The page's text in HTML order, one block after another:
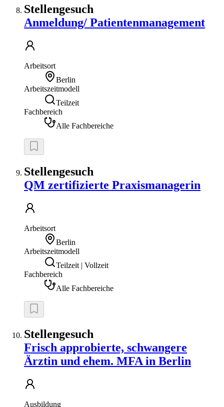
Stellengesuch
Anmeldung/ Patientenmanagement
Arbeitsort
Berlin
Arbeitszeitmodell
Teilzeit
Fachbereich
Alle Fachbereiche
Stellengesuch
QM zertifizierte Praxismanagerin
Arbeitsort
Berlin
Arbeitszeitmodell
Teilzeit | Vollzeit
Fachbereich
Alle Fachbereiche
Stellengesuch
Frisch approbierte, schwangere
Ärztin und ehem. MFA in Berlin
Ausbildung